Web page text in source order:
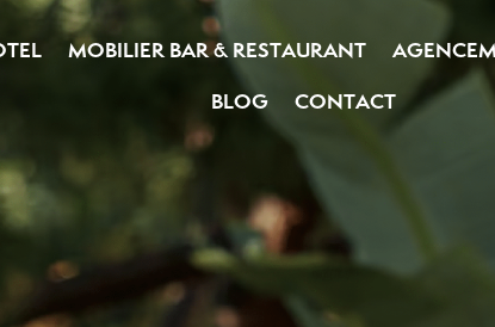
MOBILIER BAR & RESTAURANT
BLOG
CONTACT